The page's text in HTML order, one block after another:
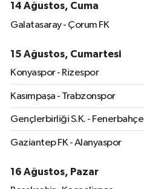
14 Ağustos, Cuma
Galatasaray - Çorum FK
15 Ağustos, Cumartesi
Konyaspor - Rizespor
Kasımpaşa - Trabzonspor
Gençlerbirliği S.K. - Fenerbahçe
Gaziantep FK - Alanyaspor
16 Ağustos, Pazar